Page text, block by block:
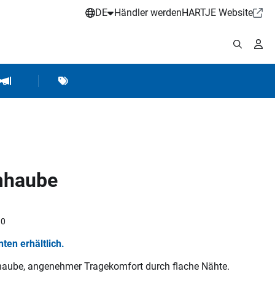
DE Händler werdenHARTJE Website
Hartje MarketingMarken
erhältlich.
angenehmer Tragekomfort durch flache Nähte.